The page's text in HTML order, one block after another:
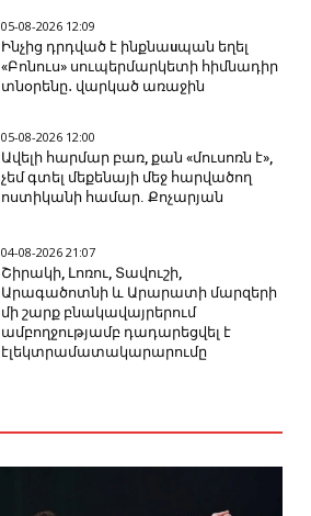
05-08-2026 12:09
Ինչից դրդված է ինքնաuպան եղել
«Բոնուս» սուպերմարկետի հիմնադիր
տնօրենը․ վարկած առաջին
05-08-2026 12:00
Ավելի հարմար բառ, քան «մուսոռն է»,
չեմ գտել մեքենայի մեջ հարվածող
ոստիկանի համար. Քոչարյան
04-08-2026 21:07
Շիրակի, Լոռու, Տավուշի,
Արագածոտնի և Արարատի մարզերի
մի շարք բնակավայրերում
ամբողջությամբ դադարեցվել է
էլեկտրամատակարարումը